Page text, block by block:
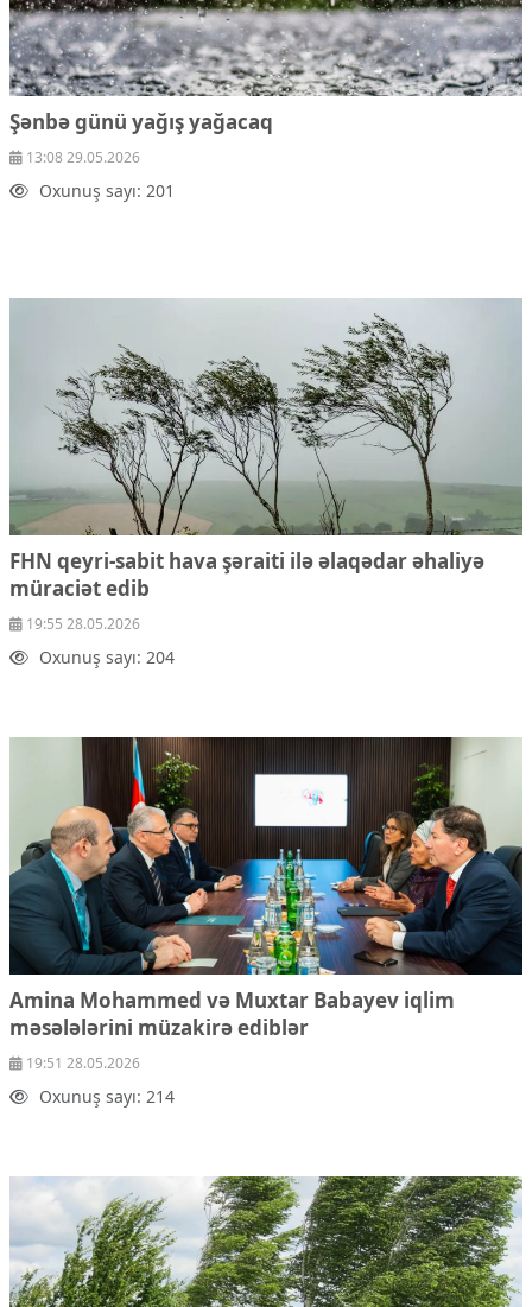
Şənbə günü yağış yağacaq
13:08 29.05.2026
Oxunuş sayı: 201
FHN qeyri-sabit hava şəraiti ilə əlaqədar əhaliyə
müraciət edib
19:55 28.05.2026
Oxunuş sayı: 204
Amina Mohammed və Muxtar Babayev iqlim
məsələlərini müzakirə ediblər
19:51 28.05.2026
Oxunuş sayı: 214